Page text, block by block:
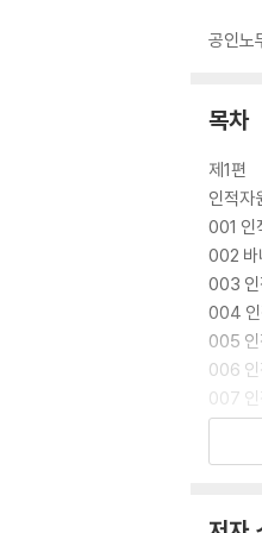
공인노
목차
제1편
인적자
001 인
002 바
003 인
004 인
005 인
006
007 인
008 인